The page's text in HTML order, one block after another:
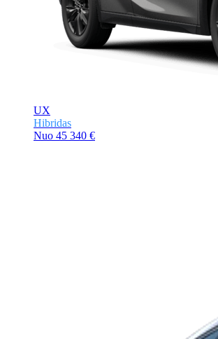
UX
Hibridas
Nuo 45 340 €